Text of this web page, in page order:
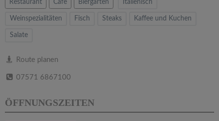
Restaurant Cafe Biergarten Italienisch
Weinspezialitäten Fisch Steaks Kaffee und Kuchen
Salate
Route planen
07571 6867100
ÖFFNUNGSZEITEN
a
t